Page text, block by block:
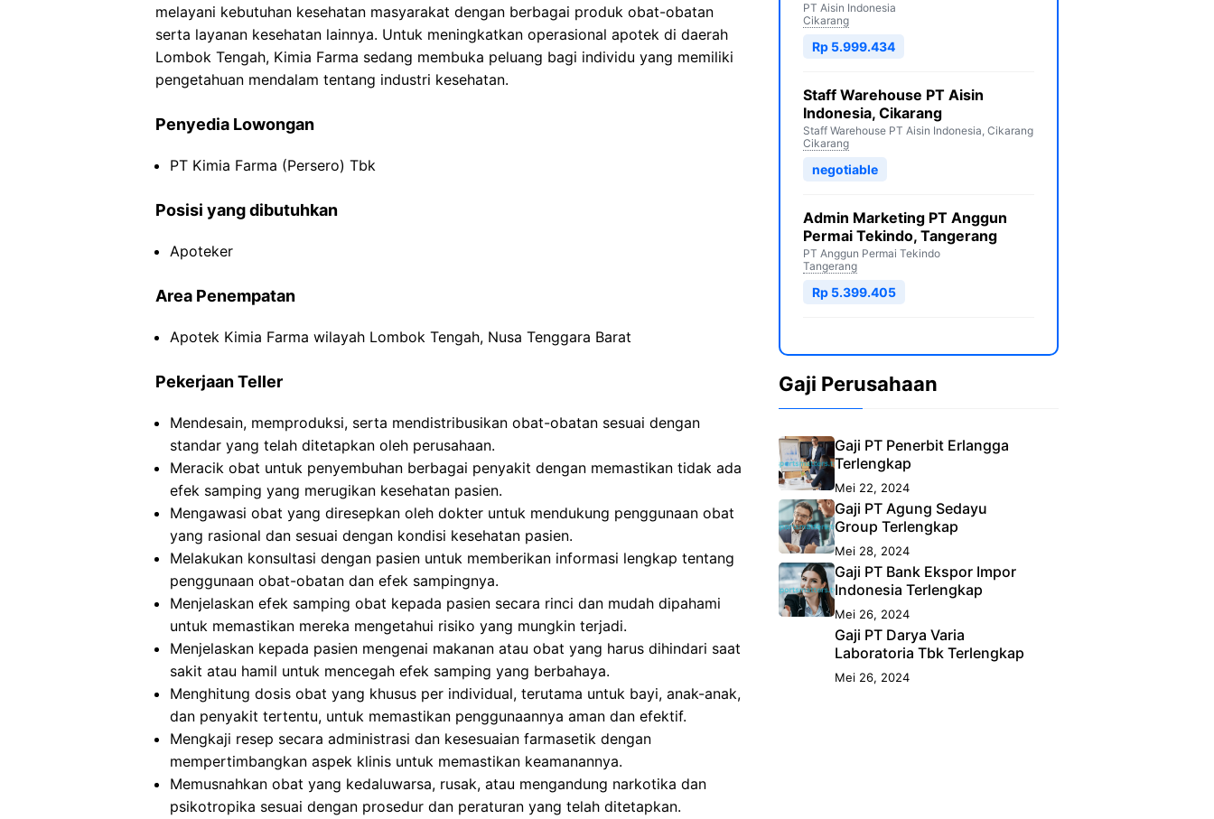
melayani kebutuhan kesehatan masyarakat dengan berbagai produk obat-obatan
serta layanan kesehatan lainnya. Untuk meningkatkan operasional apotek di daerah
Lombok Tengah, Kimia Farma sedang membuka peluang bagi individu yang memiliki
pengetahuan mendalam tentang industri kesehatan.
Penyedia Lowongan
PT Kimia Farma (Persero) Tbk
Posisi yang dibutuhkan
Apoteker
Area Penempatan
Apotek Kimia Farma wilayah Lombok Tengah, Nusa Tenggara Barat
Pekerjaan Teller
Mendesain, memproduksi, serta mendistribusikan obat-obatan sesuai dengan
standar yang telah ditetapkan oleh perusahaan.
Meracik obat untuk penyembuhan berbagai penyakit dengan memastikan tidak ada
efek samping yang merugikan kesehatan pasien.
Mengawasi obat yang diresepkan oleh dokter untuk mendukung penggunaan obat
yang rasional dan sesuai dengan kondisi kesehatan pasien.
Melakukan konsultasi dengan pasien untuk memberikan informasi lengkap tentang
penggunaan obat-obatan dan efek sampingnya.
Menjelaskan efek samping obat kepada pasien secara rinci dan mudah dipahami
untuk memastikan mereka mengetahui risiko yang mungkin terjadi.
Menjelaskan kepada pasien mengenai makanan atau obat yang harus dihindari saat
sakit atau hamil untuk mencegah efek samping yang berbahaya.
Menghitung dosis obat yang khusus per individual, terutama untuk bayi, anak-anak,
dan penyakit tertentu, untuk memastikan penggunaannya aman dan efektif.
Mengkaji resep secara administrasi dan kesesuaian farmasetik dengan
mempertimbangkan aspek klinis untuk memastikan keamanannya.
Memusnahkan obat yang kedaluwarsa, rusak, atau mengandung narkotika dan
psikotropika sesuai dengan prosedur dan peraturan yang telah ditetapkan.
PT Aisin Indonesia
Cikarang
Rp 5.999.434
Staff Warehouse PT Aisin
Indonesia, Cikarang
Staff Warehouse PT Aisin Indonesia, Cikarang
Cikarang
negotiable
Admin Marketing PT Anggun
Permai Tekindo, Tangerang
PT Anggun Permai Tekindo
Tangerang
Rp 5.399.405
Gaji Perusahaan
Gaji PT Penerbit Erlangga
Terlengkap
Mei 22, 2024
Gaji PT Agung Sedayu
Group Terlengkap
Mei 28, 2024
Gaji PT Bank Ekspor Impor
Indonesia Terlengkap
Mei 26, 2024
Gaji PT Darya Varia
Laboratoria Tbk Terlengkap
Mei 26, 2024